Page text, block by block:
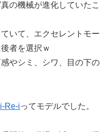
の機械が進化していたこ
いて、エクセレントモー
者を選択ｗ
やシミ、シワ、目の下の
Re-iってモデルでした。